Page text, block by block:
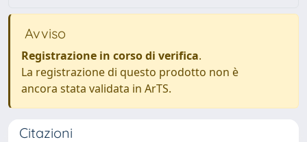
Avviso
Registrazione in corso di verifica.
La registrazione di questo prodotto non è
ancora stata validata in ArTS.
Citazioni